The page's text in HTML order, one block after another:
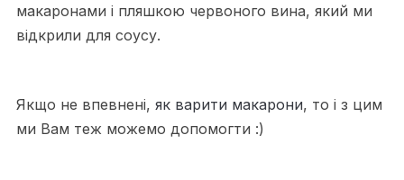
макаронами і пляшкою червоного вина, який ми
відкрили для соусу.
Якщо не впевнені, як варити макарони, то і з цим
ми Вам теж можемо допомогти :)